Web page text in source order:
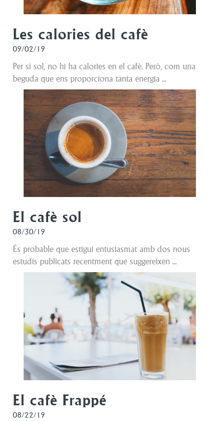
Les calories del cafè
09/02/19
Per si sol, no hi ha calories en el cafè. Però, com una
beguda que ens proporciona tanta energia ...
El cafè sol
08/30/19
És probable que estigui entusiasmat amb dos nous
estudis publicats recentment que suggereixen ...
El cafè Frappé
08/22/19